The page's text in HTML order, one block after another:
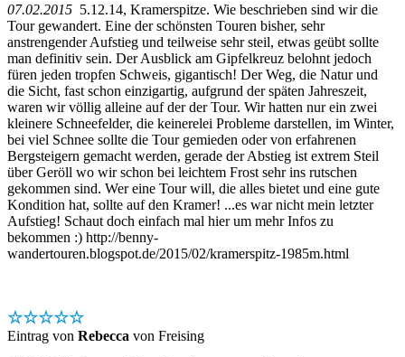
07.02.2015 5.12.14, Kramerspitze. Wie beschrieben sind wir die
Tour gewandert. Eine der schönsten Touren bisher, sehr
anstrengender Aufstieg und teilweise sehr steil, etwas geübt sollte
man definitiv sein. Der Ausblick am Gipfelkreuz belohnt jedoch
füren jeden tropfen Schweis, gigantisch! Der Weg, die Natur und
die Sicht, fast schon einzigartig, aufgrund der späten Jahreszeit,
waren wir völlig alleine auf der der Tour. Wir hatten nur ein zwei
kleinere Schneefelder, die keinerelei Probleme darstellen, im Winter,
bei viel Schnee sollte die Tour gemieden oder von erfahrenen
Bergsteigern gemacht werden, gerade der Abstieg ist extrem Steil
über Geröll wo wir schon bei leichtem Frost sehr ins rutschen
gekommen sind. Wer eine Tour will, die alles bietet und eine gute
Kondition hat, sollte auf den Kramer! ...es war nicht mein letzter
Aufstieg! Schaut doch einfach mal hier um mehr Infos zu
bekommen :) http://benny-
wandertouren.blogspot.de/2015/02/kramerspitz-1985m.html
☆☆☆☆☆
Eintrag von Rebecca von Freising